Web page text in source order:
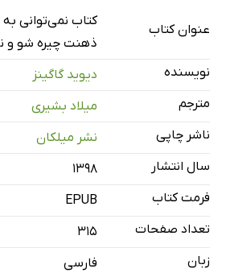
فصل اول: قرار بود تنها آمار باشم
چالش شماره‌ی یک
فصل دوم: حقیقت تلخ است
فصل سوم: وظیفه‌ی غیر‌ ممکن
چالش شماره‌ی سه
فصل چهارم: گرفتن روح
چالش شماره‌ی چهار
فصل ششم: مسئله جایزه نیست
عنوان کتاب
کتاب نمی‌توانی
ذهنت چیره شو و
نویسنده
دیوید گاگینز
مترجم
میلاد بشیری
ناشر چاپی
نشر میلکان
سال انتشار
۱۳۹۸
فرمت کتاب
EPUB
تعداد صفحات
315
زبان
فارسی